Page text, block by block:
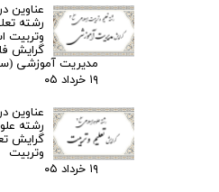
عناوین
رشته
وتربیت
گرایش
مدیریت آموزشی
۱۹ خرداد ۰۵
عناوین
رشته
گرایش
وتربیت
۱۹ خرداد ۰۵